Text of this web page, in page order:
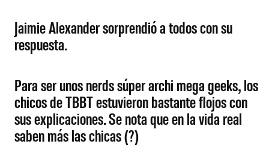
Jaimie Alexander sorprendió a todos con su
respuesta.
Para ser unos nerds súper archi mega geeks, los
chicos de TBBT estuvieron bastante flojos con
sus explicaciones. Se nota que en la vida real
saben más las chicas (?)